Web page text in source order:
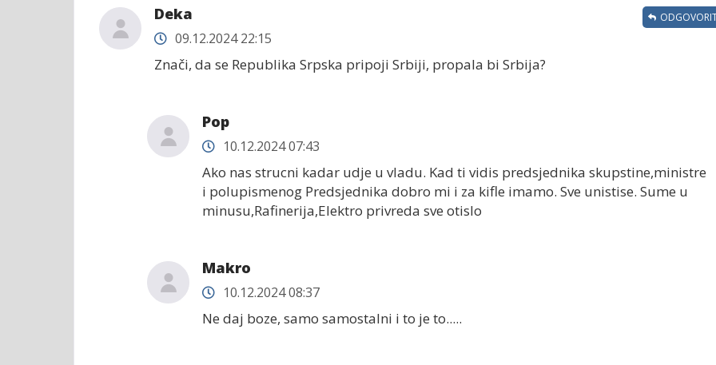
Deka
09.12.2024 22:15
Znači, da se Republika Srpska pripoji Srbiji, propala bi Srbija?
Pop
10.12.2024 07:43
Ako nas strucni kadar udje u vladu. Kad ti vidis predsjednika skupstine,ministre
i polupismenog Predsjednika dobro mi i za kifle imamo. Sve unistise. Sume u
minusu,Rafinerija,Elektro privreda sve otislo
Makro
10.12.2024 08:37
Ne daj boze, samo samostalni i to je to.....